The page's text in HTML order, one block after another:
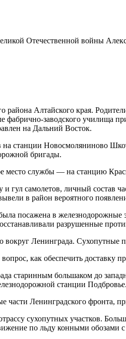
Отечественной войны
района Алтайского края.
фабрично-заводского училища
на Дальний Восток.
станции Новосмоляниново
бригады.
место службы — на станцию
гул самолетов, личный состав
в район вероятного
посажена в
разрушенные
вокруг Ленинграда.
как обеспечить доставку
старинным большаком до
станции Подбровье.
части Ленинградского фронта,
сухопутных участков.
по льду конными